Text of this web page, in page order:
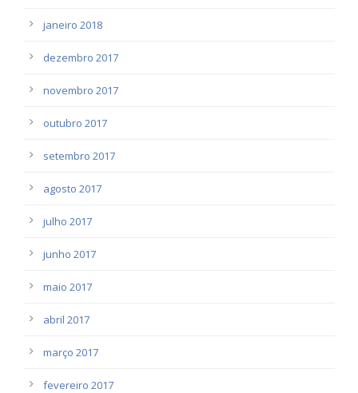
janeiro 2018
dezembro 2017
novembro 2017
outubro 2017
setembro 2017
agosto 2017
julho 2017
junho 2017
maio 2017
abril 2017
março 2017
fevereiro 2017